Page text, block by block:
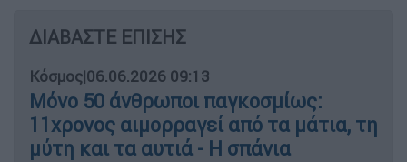
ΔΙΑΒΑΣΤΕ ΕΠΙΣΗΣ
Κόσμος|06.06.2026 09:13
Μόνο 50 άνθρωποι παγκοσμίως:
11χρονος αιμορραγεί από τα μάτια, τη
μύτη και τα αυτιά - Η σπάνια